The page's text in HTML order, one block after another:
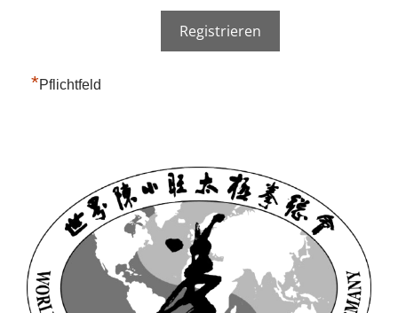
*Pflichtfeld